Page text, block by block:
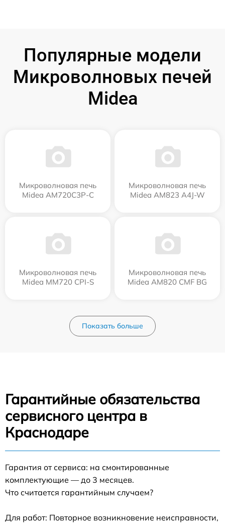
Популярные модели
Микроволновых печей
Midea
Микроволновая печь
Midea AM720C3P-C
Микроволновая печь
Midea AM823 A4J-W
Микроволновая печь
Midea MM720 CPI-S
Микроволновая печь
Midea AM820 CMF BG
Показать больше
Гарантийные обязательства
сервисного центра в
Краснодаре
Гарантия от сервиса: на смонтированные
комплектующие — до 3 месяцев.
Что считается гарантийным случаем?
Для работ: Повторное возникновение неисправности,